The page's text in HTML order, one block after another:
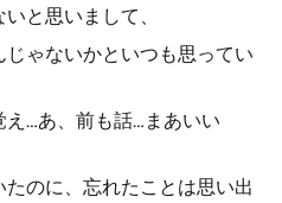
と思いまして、
ゃないかといつも思ってい
…あ、前も話…まあいい
のに、忘れたことは思い出